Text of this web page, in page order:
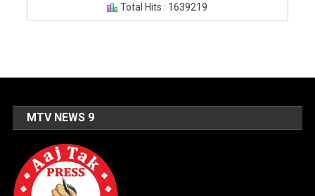
Total Hits : 1639219
MTV NEWS 9